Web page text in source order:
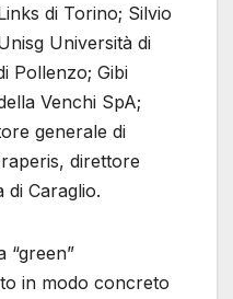
di Torino; Silvio
Università di
Pollenzo; Gibi
Venchi SpA;
generale di
direttore
di Caraglio.
“green”
in modo concreto